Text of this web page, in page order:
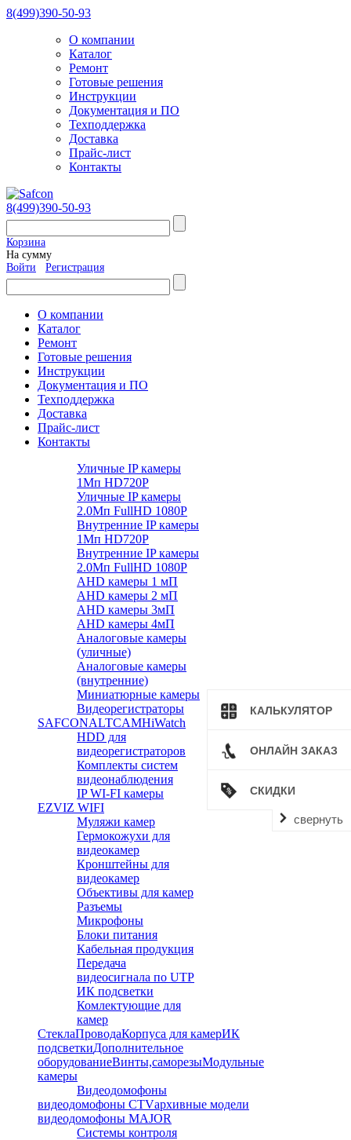
КАЛЬКУЛЯТОР
ОНЛАЙН ЗАКАЗ
СКИДКИ
свернуть
8(499)390-50-93
О компании
Каталог
Ремонт
Готовые решения
Инструкции
Документация и ПО
Техподдержка
Доставка
Прайс-лист
Контакты
8(499)390-50-93
Корзина
На сумму
Войти
Регистрация
О компании
Каталог
Ремонт
Готовые решения
Инструкции
Документация и ПО
Техподдержка
Доставка
Прайс-лист
Контакты
Уличные IP камеры
1Мп HD720P
Уличные IP камеры
2.0Мп FullHD 1080P
Внутренние IP камеры
1Мп HD720P
Внутренние IP камеры
2.0Мп FullHD 1080P
AHD камеры 1 мП
AHD камеры 2 мП
AHD камеры 3мП
AHD камеры 4мП
Аналоговые камеры
(уличные)
Аналоговые камеры
(внутренние)
Миниатюрные камеры
Видеорегистраторы
SAFCONALTCAMHiWatch
HDD для
видеорегистраторов
Комплекты систем
видеонаблюдения
IP WI-FI камеры
EZVIZ WIFI
Муляжи камер
Гермокожухи для
видеокамер
Кронштейны для
видеокамер
Объективы для камер
Разъемы
Микрофоны
Блоки питания
Кабельная продукция
Передача
видеосигнала по UTP
ИК подсветки
Комлектующие для
камер
СтеклаПроводаКорпуса для камерИК
подсветкиДополнительное
оборудованиеВинты,саморезыМодульные
камеры
Видеодомофоны
видеодомофоны CTVархивные модели
видеодомофоны MAJOR
Системы контроля